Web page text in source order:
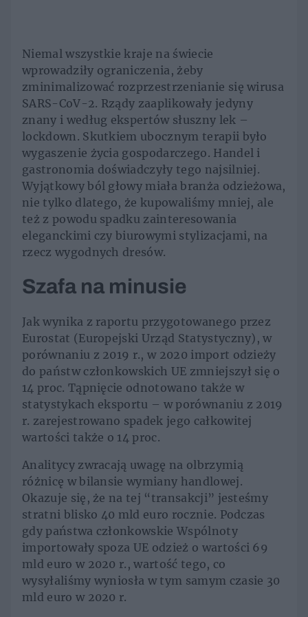
Niemal wszystkie kraje na świecie
wprowadziły ograniczenia, żeby
zminimalizować rozprzestrzenianie się wirusa
SARS-CoV-2. Rządy zaaplikowały jedyny
znany i według ekspertów słuszny lek –
lockdown. Skutkiem ubocznym terapii było
wygaszenie życia gospodarczego. Handel i
gastronomia doświadczyły tego najsilniej.
Wyjątkowy ból głowy miała branża odzieżowa,
nie tylko dlatego, że kupowaliśmy mniej, ale
też z powodu spadku zainteresowania
eleganckimi czy biurowymi stylizacjami, na
rzecz wygodnych dresów.
Szafa na minusie
Jak wynika z raportu przygotowanego przez
Eurostat (Europejski Urząd Statystyczny), w
porównaniu z 2019 r., w 2020 import odzieży
do państw członkowskich UE zmniejszył się o
14 proc. Tąpnięcie odnotowano także w
statystykach eksportu – w porównaniu z 2019
r. zarejestrowano spadek jego całkowitej
wartości także o 14 proc.
Analitycy zwracają uwagę na olbrzymią
różnicę w bilansie wymiany handlowej.
Okazuje się, że na tej “transakcji” jesteśmy
stratni blisko 40 mld euro rocznie. Podczas
gdy państwa członkowskie Wspólnoty
importowały spoza UE odzież o wartości 69
mld euro w 2020 r., wartość tego, co
wysyłaliśmy wyniosła w tym samym czasie 30
mld euro w 2020 r.